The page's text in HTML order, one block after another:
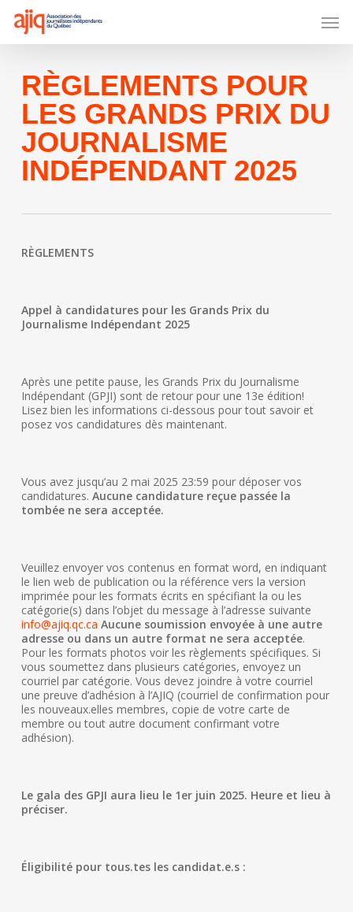
main
content
RÈGLEMENTS POUR
LES GRANDS PRIX DU
JOURNALISME
INDÉPENDANT 2025
RÈGLEMENTS
Appel à candidatures pour les Grands Prix du
Journalisme Indépendant 2025
Après une petite pause, les Grands Prix du Journalisme
Indépendant (GPJI) sont de retour pour une 13e édition!
Lisez bien les informations ci-dessous pour tout savoir et
posez vos candidatures dès maintenant.
Vous avez jusqu’au 2 mai 2025 23:59 pour déposer vos
candidatures. Aucune candidature reçue passée la
tombée ne sera acceptée.
Veuillez envoyer vos contenus en format word, en indiquant
le lien web de publication ou la référence vers la version
imprimée pour les formats écrits en spécifiant la ou les
catégorie(s) dans l’objet du message à l’adresse suivante
info@ajiq.qc.ca Aucune soumission envoyée à une autre
adresse ou dans un autre format ne sera acceptée.
Pour les formats photos voir les règlements spécifiques. Si
vous soumettez dans plusieurs catégories, envoyez un
courriel par catégorie. Vous devez joindre à votre courriel
une preuve d’adhésion à l’AJIQ (courriel de confirmation pour
les nouveaux.elles membres, copie de votre carte de
membre ou tout autre document confirmant votre
adhésion).
Le gala des GPJI aura lieu le 1er juin 2025. Heure et lieu à
préciser.
Éligibilité pour tous.tes les candidat.e.s :